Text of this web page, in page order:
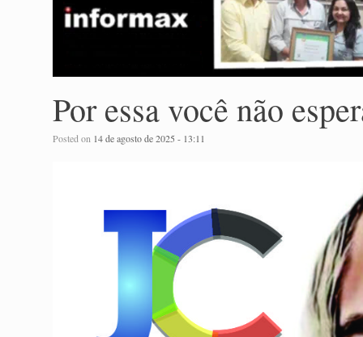
Por essa você não
Posted on 14 de agosto de 2025 - 13:11